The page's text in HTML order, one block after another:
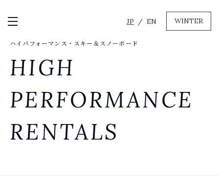
メニュー開閉 JP EN WINTER
GREEN
キャンプ イベント遊具
WINTER
ハイパフォーマンス・スキー＆スノーボード
HIGH
PERFORMANCE
RENTALS